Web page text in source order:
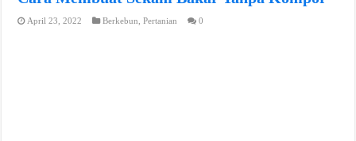
April 23, 2022 Berkebun,Pertanian 0